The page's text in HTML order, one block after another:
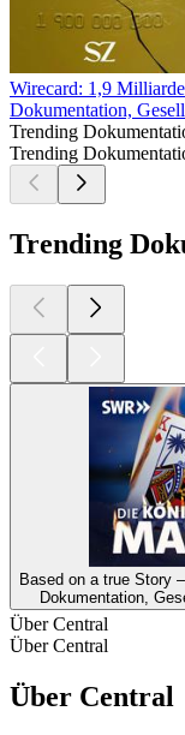
Wirecard: 1,9
Dokumentation,
Trending
Trending
Trending
Based on a true Story
Dokumentation,
Über Central
Über Central
Über Central